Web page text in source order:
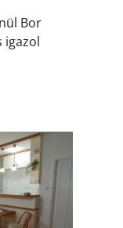
Bor
igazol